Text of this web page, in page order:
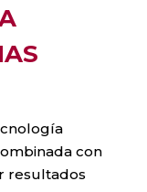
con
resultados